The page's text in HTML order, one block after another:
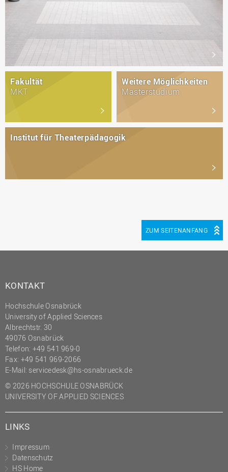
Fakultät
MKT
Weitere Möglichkeiten
Masterstudium
Institut für Theaterpädagogik
ZUM SEITENANFANG
KONTAKT
Hochschule Osnabrück
University of Applied Sciences
Albrechtstr. 30
49076 Osnabrück
Telefon: +49 541 969-0
Fax: +49 541 969-2066
E-Mail: servicedesk@hs-osnabrueck.de
© 2026 HOCHSCHULE OSNABRÜCK
UNIVERSITY OF APPLIED SCIENCES
LINKS
Impressum
Datenschutz
HS Home